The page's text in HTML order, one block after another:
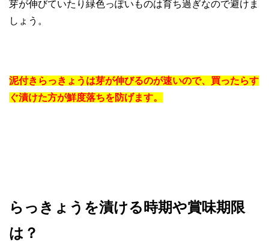
芽が伸びていたり緑色っぽいものは育ち過ぎなので避けま
しょう。
泥付きらっきょうは芽が伸びるのが速いので、買ったらす
ぐ漬けた方が鮮度落ちを防げます。
らっきょうを漬ける時期や賞味期限
は？